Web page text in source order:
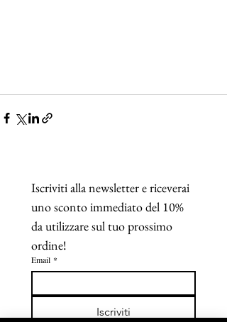
Iscriviti alla newsletter e riceverai
uno sconto immediato del 10%
da utilizzare sul tuo prossimo
ordine!
Email *
Iscriviti